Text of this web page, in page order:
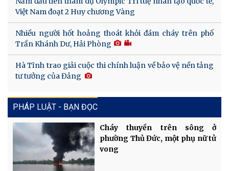
Việt Nam đoạt 2 Huy chương Vàng
Nhiều người hốt hoảng thoát khỏi đám cháy trên phố
Trần Khánh Dư, Hải Phòng
Hà Tĩnh trao giải cuộc thi chính luận về bảo vệ nền tảng
tư tưởng của Đảng
PHÁP LUẬT - BẠN ĐỌC
Cháy thuyền trên sông ở
phường Thủ Đức, một phụ nữ tử
vong